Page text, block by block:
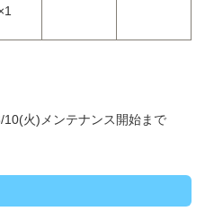
火)メンテナンス開始まで